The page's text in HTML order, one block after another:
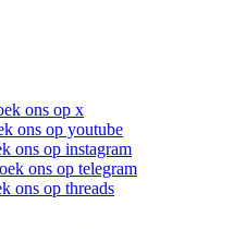
ons op x
ons op youtube
ons op instagram
ons op telegram
ons op threads